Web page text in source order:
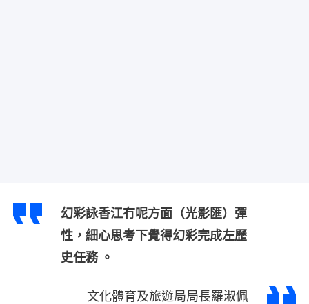
幻彩詠香江冇呢方面（光影匯）彈
性，細心思考下覺得幻彩完成左歷
史任務 。
文化體育及旅遊局局長羅淑佩